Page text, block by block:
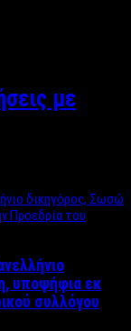
με
υποψήφια εκ
συλλόγου